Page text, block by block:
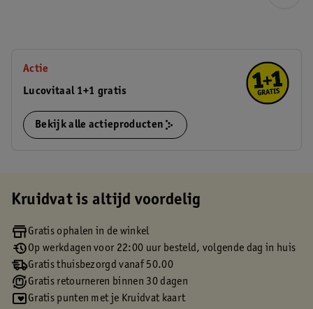
Actie
Lucovitaal 1+1 gratis
Bekijk alle actieproducten
Kruidvat is altijd voordelig
Gratis ophalen in de winkel
Op werkdagen voor 22:00 uur besteld, volgende dag in huis
Gratis thuisbezorgd vanaf 50.00
Gratis retourneren binnen 30 dagen
Gratis punten met je Kruidvat kaart